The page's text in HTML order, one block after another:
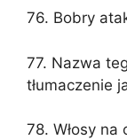
76. Bobry
77. Nazwa
tłumaczenie
78. Włosy